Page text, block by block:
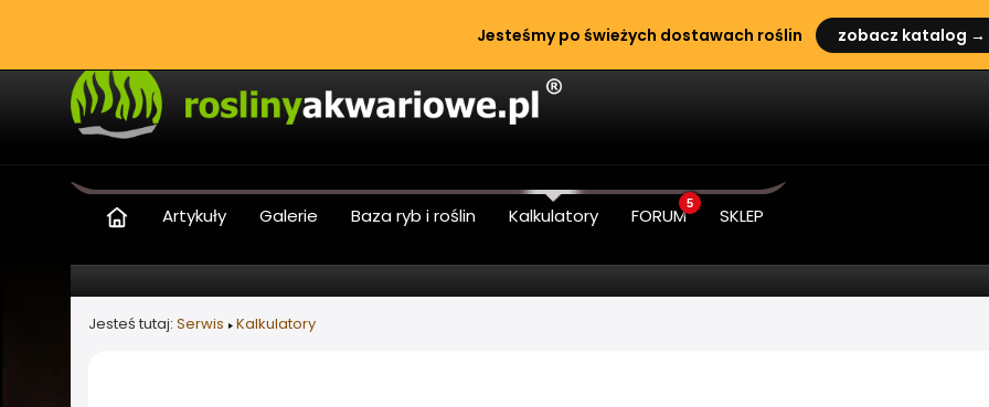
Jesteśmy po świeżych dostawach roślin zobacz katalog →
Artykuły Galerie Baza ryb i roślin Kalkulatory FORUM
5
SKLEP
Jesteś tutaj: Serwis Kalkulatory